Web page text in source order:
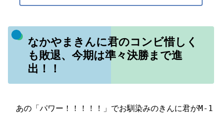
なかやまきんに君のコンビ惜しく
も敗退、今期は準々決勝まで進
出！！
あの「パワー！！！！！」でお馴染みのきんに君がM-1